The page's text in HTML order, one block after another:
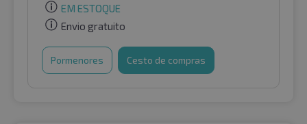
EM ESTOQUE
Envio gratuito
Pormenores Cesto de compras